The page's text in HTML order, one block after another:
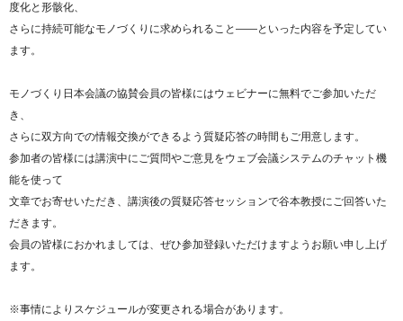
度化と形骸化、
さらに持続可能なモノづくりに求められること――といった内容を予定してい
ます。
モノづくり日本会議の協賛会員の皆様にはウェビナーに無料でご参加いただ
き、
さらに双方向での情報交換ができるよう質疑応答の時間もご用意します。
参加者の皆様には講演中にご質問やご意見をウェブ会議システムのチャット機
能を使って
文章でお寄せいただき、講演後の質疑応答セッションで谷本教授にご回答いた
だきます。
会員の皆様におかれましては、ぜひ参加登録いただけますようお願い申し上げ
ます。
※事情によりスケジュールが変更される場合があります。